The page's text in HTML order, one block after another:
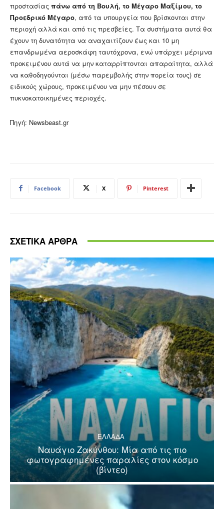
προστασίας πάνω από τη Βουλή, το Μέγαρο Μαξίμου, το
Προεδρικό Μέγαρο, από τα υπουργεία που βρίσκονται στην
περιοχή αλλά και από τις πρεσβείες. Τα συστήματα αυτά θα
έχουν τη δυνατότητα να αναχαιτίζουν έως και 10 μη
επανδρωμένα αεροσκάφη ταυτόχρονα, ενώ υπάρχει μέριμνα
προκειμένου αυτά να μην καταρρίπτονται απαραίτητα, αλλά
να καθοδηγούνται (μέσω παρεμβολής στην πορεία τους) σε
ειδικούς χώρους, προκειμένου να μην πέσουν σε
πυκνοκατοικημένες περιοχές.
Πηγή: Newsbeast.gr
Facebook X Pinterest
ΣΧΕΤΙΚΑ ΑΡΘΡΑ
ΕΛΛΑΔΑ
Ναυάγιο Ζακύνθου: Μία από τις πιο
φωτογραφημένες παραλίες στον κόσμο
(βίντεο)